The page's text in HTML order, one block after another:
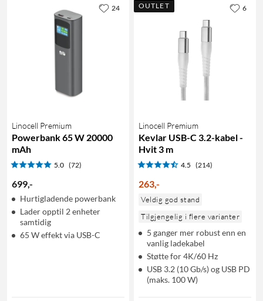
Linocell Premium
Powerbank 65 W 20000
mAh
5.0 (72)
699,-
Hurtigladende powerbank
Lader opptil 2 enheter
samtidig
65 W effekt via USB-C
24 OUTLET
Linocell Premium
Kevlar USB-C 3.2-kabel -
Hvit 3 m
4.5 (214)
263,-
Veldig god stand
Tilgjengelig i flere varianter
5 ganger mer robust enn en
vanlig ladekabel
Støtte for 4K/60 Hz
USB 3.2 (10 Gb/s) og USB PD
(maks. 100 W)
6